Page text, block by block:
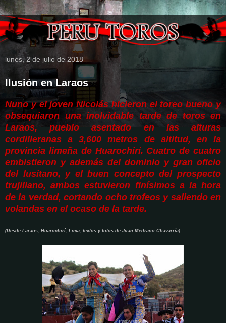
lunes, 2 de julio de 2018
Ilusión en Laraos
Nuno y el joven Nicolás hicieron el toreo bueno y
obsequiaron una inolvidable tarde de toros en
Laraos, pueblo asentado en las alturas
cordilleranas a 3,600 metros de altitud, en la
provincia limeña de Huarochirí. Cuatro de cuatro
embistieron y además del dominio y gran oficio
del lusitano, y el buen concepto del prospecto
trujillano, ambos estuvieron finísimos a la hora
de la verdad, cortando ocho trofeos y saliendo en
volandas en el ocaso de la tarde.
(Desde Laraos, Huarochirí, Lima, textos y fotos de Juan Medrano Chavarría)